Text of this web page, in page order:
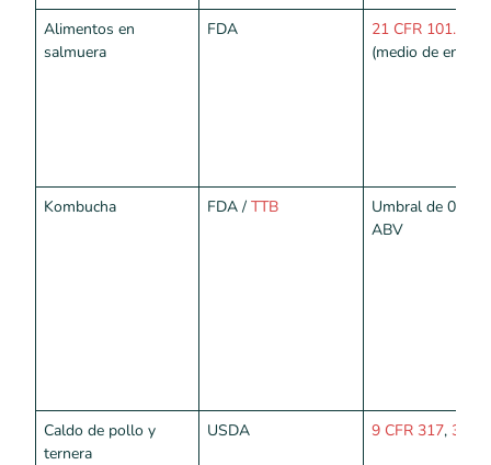
Alimentos en
salmuera
FDA
21 CFR 101.9(b)
(medio de
Kombucha FDA / TTB
Umbral de 0,5 %
ABV
Caldo de pollo y
ternera
USDA 9 CFR 317, 319